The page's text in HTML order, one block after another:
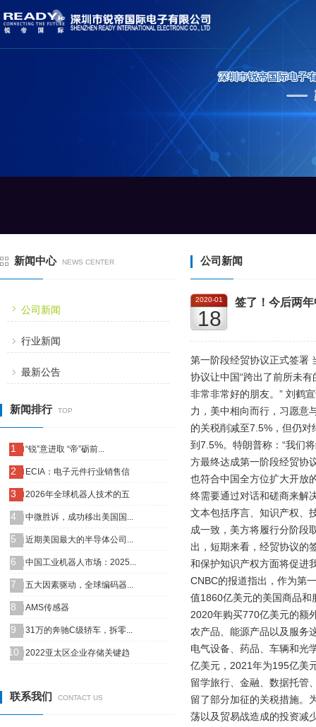
新闻中心 NEWS CENTER
公司新闻
行业新闻
最新公告
新闻排行 TOP
1 “锐”意进取 “帝”砺前...
2 ECIA：电子元件行业销售信
3 2026年全球机器人技术的五
4 中微胜诉，成功移出美国国...
5 近期美国最大的半导体公司...
6 中国工业机器人市场：2025...
7 五大因素驱动，全球编码器...
8 AMS传感器
9 31万的奔驰C级轿车，拆零...
10 2022亚太区企业存储关键趋
联系我们 CONTACT US
公司新闻
2020-01
18
签了！今后两
第一阶段经贸协议正式签署
协议让中国“跨出了前所未
非常非常好的朋友。” 刘鹤
力，美中相向而行，习愿意
的关税削减至7.5%，但仍
到7.5%。特朗普称：“我们
方最终达成第一阶段经贸协
也符合中国全方位扩大开放
终需要通过对话和磋商来解
文本包括序言、知识产权、
成一致，美方将履行分阶段
出，短期来看，经贸协议的
和保护知识产权方面将促进
CNBC的报道指出，作为第
值1860亿美元的美国商品
2020年购买770亿美元的额
农产品、能源产品以及服务
电气设备、药品、车辆和光
亿美元，2021年为195亿美
留学旅行、金融、数据托管
留了部分加征的关税措施。
荡以及贸易战造成的投资减